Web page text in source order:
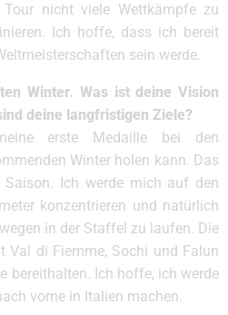
nicht viele Wettkämpfe zu
Ich hoffe, dass ich bereit
sein werde.
Winter. Was ist deine Vision
deine langfristigen Ziele?
erste Medaille bei den
Winter holen kann. Das
Ich werde mich auf den
konzentrieren und natürlich
in der Staffel zu laufen. Die
Val di Fiemme, Sochi und Falun
bereithalten. Ich hoffe, ich werde
vorne in Italien machen.